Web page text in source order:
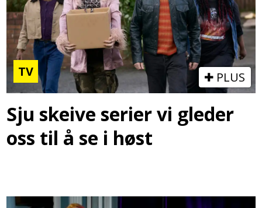
TV PLUS
Sju skeive serier vi gleder
oss til å se i høst